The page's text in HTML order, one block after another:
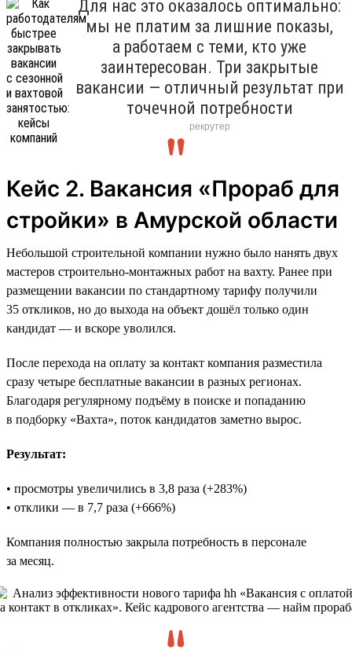
Для нас это оказалось оптимально:
мы не платим за лишние показы,
а работаем с теми, кто уже
заинтересован. Три закрытые
вакансии — отличный результат при
точечной потребности
рекрутер
Кейс 2. Вакансия «Прораб для
стройки» в Амурской области
Небольшой строительной компании нужно было нанять двух
мастеров строительно-монтажных работ на вахту. Ранее при
размещении вакансии по стандартному тарифу получили
35 откликов, но до выхода на объект дошёл только один
кандидат — и вскоре уволился.
После перехода на оплату за контакт компания разместила
сразу четыре бесплатные вакансии в разных регионах.
Благодаря регулярному подъёму в поиске и попаданию
в подборку «Вахта», поток кандидатов заметно вырос.
Результат:
• просмотры увеличились в 3,8 раза (+283%)
• отклики — в 7,7 раза (+666%)
Компания полностью закрыла потребность в персонале
за месяц.